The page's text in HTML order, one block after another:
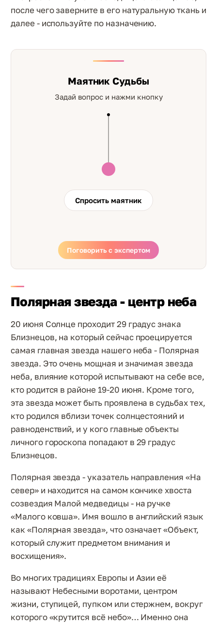
после чего заверните в его натуральную ткань и
далее - используйте по назначению.
Маятник Судьбы
Задай вопрос и нажми кнопку
Спросить маятник
Поговорить с экспертом
Полярная звезда - центр неба
20 июня Солнце проходит 29 градус знака
Близнецов, на который сейчас проецируется
самая главная звезда нашего неба - Полярная
звезда. Это очень мощная и значимая звезда
неба, влияние которой испытывают на себе все,
кто родится в районе 19-20 июня. Кроме того,
эта звезда может быть проявлена в судьбах тех,
кто родился вблизи точек солнцестояний и
равноденствий, и у кого главные объекты
личного гороскопа попадают в 29 градус
Близнецов.
Полярная звезда - указатель направления «На
север» и находится на самом кончике хвоста
созвездия Малой медведицы - на ручке
«Малого ковша». Имя вошло в английский язык
как «Полярная звезда», что означает «Объект,
который служит предметом внимания и
восхищения».
Во многих традициях Европы и Азии её
называют Небесными воротами, центром
жизни, ступицей, пупком или стержнем, вокруг
которого «крутится всё небо»… Именно она